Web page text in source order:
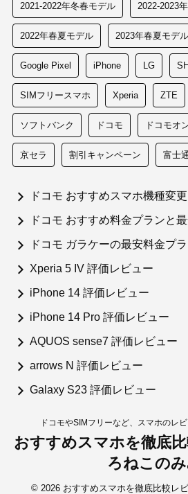
2021-2022年冬春モデル 2022-2023
2022年春夏モデル 2023年春夏モデル
Google Pixel iPhone LG
SIMフリースマホ Xperia ZTE
ソフトバンク ドコモ ドコモオ
京セラ 割引キャンペーン 富士
ドコモ おすすめスマホ機種変
ドコモ おすすめ料金プランと
ドコモ ガラケーの最安料金プ
Xperia 5 IV 評価レビュー
iPhone 14 評価レビュー
iPhone 14 Pro 評価レビュー
AQUOS sense7 評価レビュー
arrows N 評価レビュー
Galaxy S23 評価レビュー
ドコモやSIMフリーなど、スマホのレ
おすすめスマホを徹底
ろねこの
© 2026 おすすめスマホを徹底比較レ